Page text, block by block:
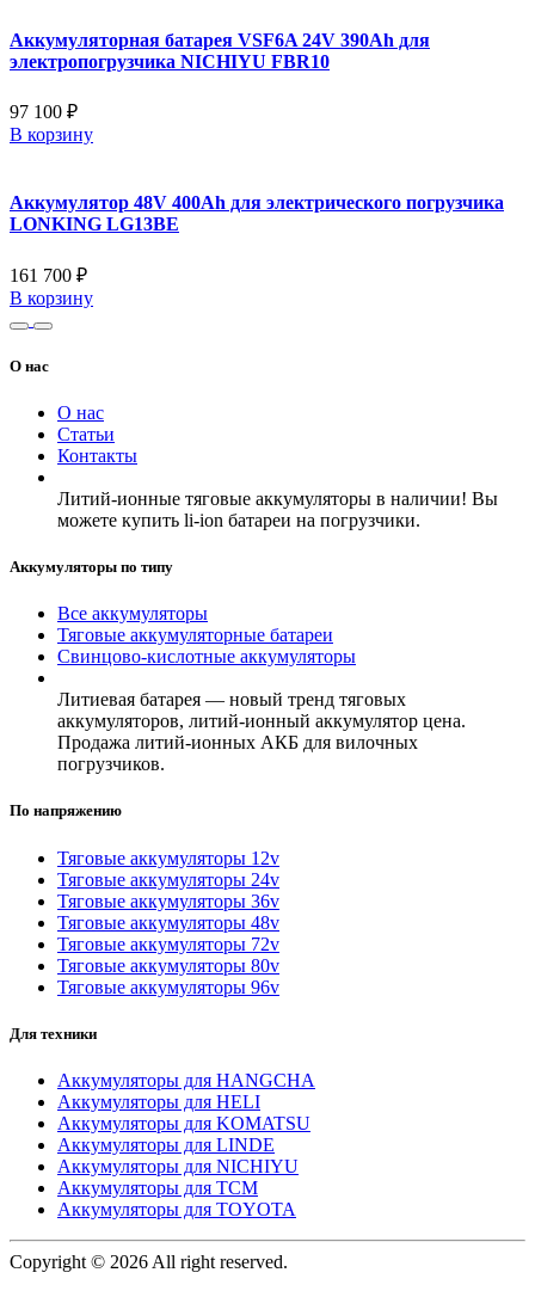
Аккумуляторная батарея VSF6A 24V 390Ah для
электропогрузчика NICHIYU FBR10
97 100 ₽
В корзину
Аккумулятор 48V 400Ah для электрического погрузчика
LONKING LG13BE
161 700 ₽
В корзину
О нас
О нас
Статьи
Контакты
Литий-ионные тяговые аккумуляторы в наличии! Вы
можете купить li-ion батареи на погрузчики.
Аккумуляторы по типу
Все аккумуляторы
Тяговые аккумуляторные батареи
Свинцово-кислотные аккумуляторы
Литиевая батарея — новый тренд тяговых
аккумуляторов, литий-ионный аккумулятор цена.
Продажа литий-ионных АКБ для вилочных
погрузчиков.
По напряжению
Тяговые аккумуляторы 12v
Тяговые аккумуляторы 24v
Тяговые аккумуляторы 36v
Тяговые аккумуляторы 48v
Тяговые аккумуляторы 72v
Тяговые аккумуляторы 80v
Тяговые аккумуляторы 96v
Для техники
Аккумуляторы для HANGCHA
Аккумуляторы для HELI
Аккумуляторы для KOMATSU
Аккумуляторы для LINDE
Аккумуляторы для NICHIYU
Аккумуляторы для TCM
Аккумуляторы для TOYOTA
Copyright © 2026 All right reserved.